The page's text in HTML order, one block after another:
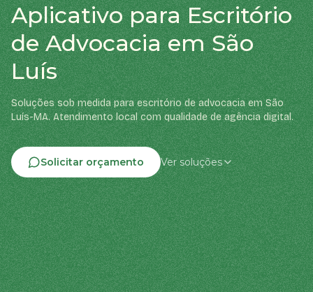
Aplicativo para Escritório
de Advocacia em São
Luís
Soluções sob medida para escritório de advocacia em São
Luís-MA. Atendimento local com qualidade de agência digital.
Solicitar orçamento Ver soluções